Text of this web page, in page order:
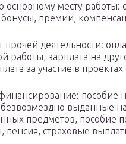
основному месту работы:
бонусы, премии,
прочей деятельности:
работы, зарплата на
за участие в проектах
пособие
безвозмездно выданные
предметов, пособие
пенсия, страховые